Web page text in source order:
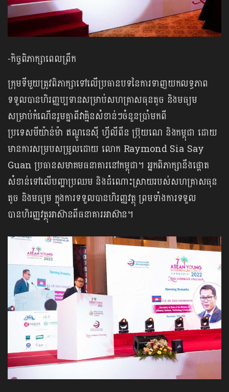
-កិច្ចពិភាក្សាពេលព្រឹក
ក្រុមទីមួយត្រូវពិភាក្សាទៅលើប្រធានបទនៃការទាញយកលទ្ធភាព
ទទួលបានហិរញ្ញប្បទានសម្រាប់សហគ្រាសធុនតូច និងមធ្យម
សម្រាប់កំណើនរួមគ្នាពីវាគ្មិនសំខាន់ៗចំនួនប្រាំមកពី
ប្រទេសមីយ៉ាន់ម៉ា ឥណ្ឌូនេស៊ី ហ្វីលីពីន ប្រ៊ុយណេ និងកម្ពុជា ដោយ
មានការសម្របសម្រួលដោយ លោក Raymond Sia Say
Guan ប្រធានសមាគមធនាគារនៅកម្ពុជា។ អ្នកពិភាក្សានឹងផ្តោត
សំខាន់ទៅលើបញ្ហាប្រឈម និងដំណោះស្រាយរបស់សហគ្រាសធុន
តូច និងមធ្យម ក្នុងការទទួលបានហិរញ្ញវត្ថុ ព្រមទាំងការទទួល
បានហិរញ្ញវត្ថុអាស៊ានពីធនាគារអាស៊ាន។